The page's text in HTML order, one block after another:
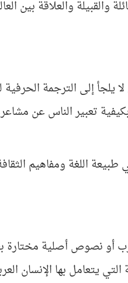
والقبيلة والعلاقة بين
يلجأ إلى الترجمة الحرفية
تعبير الناس عن
اللغة ومفاهيم
أو نصوص أصلية مختارة
يتعامل بها الإنسان